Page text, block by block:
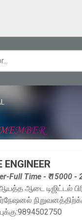
ENGINEER
Full Time - ₹ 15000 -
ஆயத்த ஆடை டிஜிட்டல்